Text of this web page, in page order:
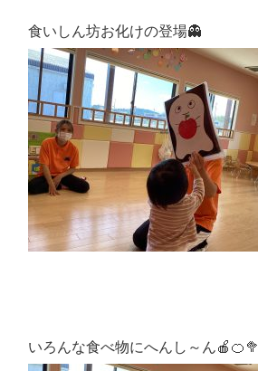
食いしん坊お化けの登場👻
いろんな食べ物にへんし～ん🍎🍊🥦